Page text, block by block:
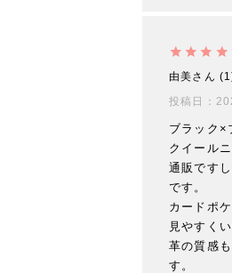
由美 1
投稿日
ブラック×
クイール
通販です
です。
カードポ
見やすく
革の質感
す。